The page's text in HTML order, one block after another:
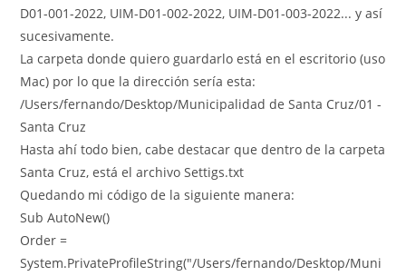
D01-001-2022, UIM-D01-002-2022, UIM-D01-003-2022... y así
sucesivamente.
La carpeta donde quiero guardarlo está en el escritorio (uso
Mac) por lo que la dirección sería esta:
/Users/fernando/Desktop/Municipalidad de Santa Cruz/01 -
Santa Cruz
Hasta ahí todo bien, cabe destacar que dentro de la carpeta
Santa Cruz, está el archivo Settigs.txt
Quedando mi código de la siguiente manera:
Sub AutoNew()
Order =
System.PrivateProfileString("/Users/fernando/Desktop/Muni